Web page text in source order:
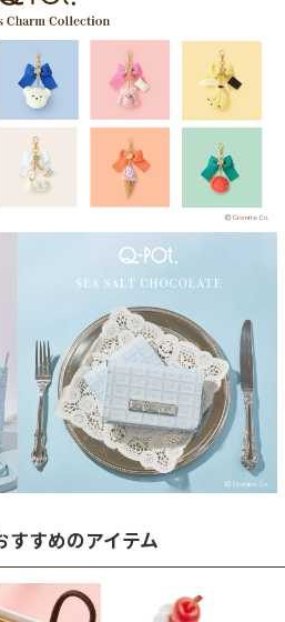
すすめのアイテム